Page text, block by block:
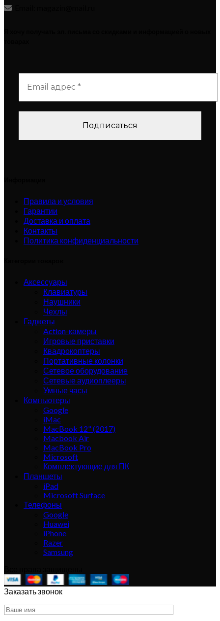
Правила и условия
Гарантии
Доставка и оплата
Контакты
Политика конфиденциальности
Аксессуары
Клавиатуры
Наушники
Чехлы
Гаджеты
Action-камеры
Игровые приставки
Квадрокоптеры
Портативные колонки
Сетевое оборудование
Сетевые аудиоплееры
Умные часы
Компьютеры
Google
iMac
MacBook 12" (2017)
Macbook Air
MacBook Pro
Microsoft
Комплектующие для ПК
Планшеты
iPad
Microsoft Surface
Телефоны
Google
Huawei
iPhone
Razer
Samsung
Заказать звонок